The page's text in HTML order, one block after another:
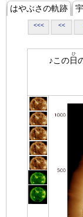
はやぶさの軌跡
<<< <<
♪この日
ひ